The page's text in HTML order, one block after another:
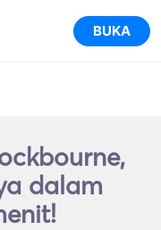
BUKA
dalam